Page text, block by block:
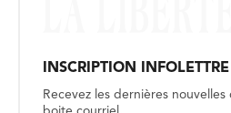
INSCRIPTION INFOLETTRE
Recevez les dernières